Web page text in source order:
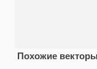
Похожие векторы